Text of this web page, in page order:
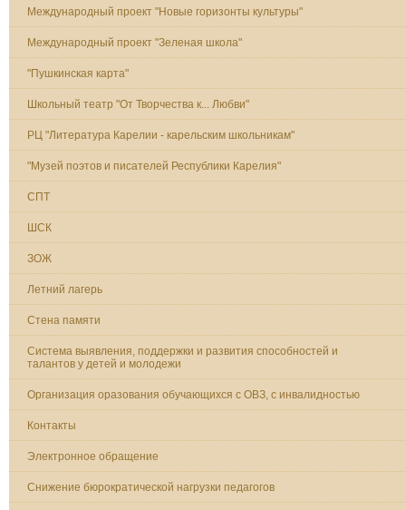
Международный проект "Новые горизонты культуры"
Международный проект "Зеленая школа"
"Пушкинская карта"
Школьный театр "От Творчества к... Любви"
РЦ "Литература Карелии - карельским школьникам"
"Музей поэтов и писателей Республики Карелия"
СПТ
ШСК
ЗОЖ
Летний лагерь
Стена памяти
Система выявления, поддержки и развития способностей и
талантов у детей и молодежи
Организация оразования обучающихся с ОВЗ, с инвалидностью
Контакты
Электронное обращение
Снижение бюрократической нагрузки педагогов